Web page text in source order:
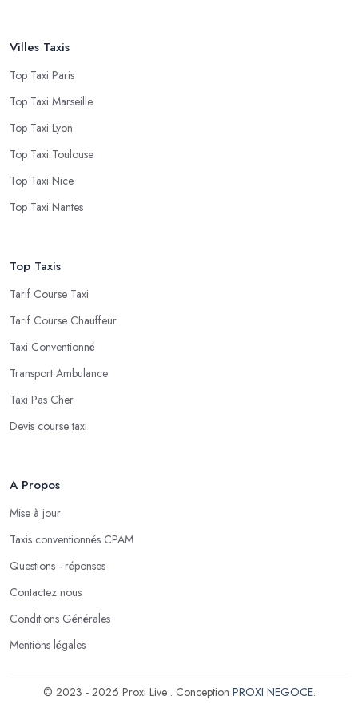
Villes Taxis
Top Taxi Paris
Top Taxi Marseille
Top Taxi Lyon
Top Taxi Toulouse
Top Taxi Nice
Top Taxi Nantes
Top Taxis
Tarif Course Taxi
Tarif Course Chauffeur
Taxi Conventionné
Transport Ambulance
Taxi Pas Cher
Devis course taxi
A Propos
Mise à jour
Taxis conventionnés CPAM
Questions - réponses
Contactez nous
Conditions Générales
Mentions légales
© 2023 - 2026 Proxi Live . Conception PROXI NEGOCE.